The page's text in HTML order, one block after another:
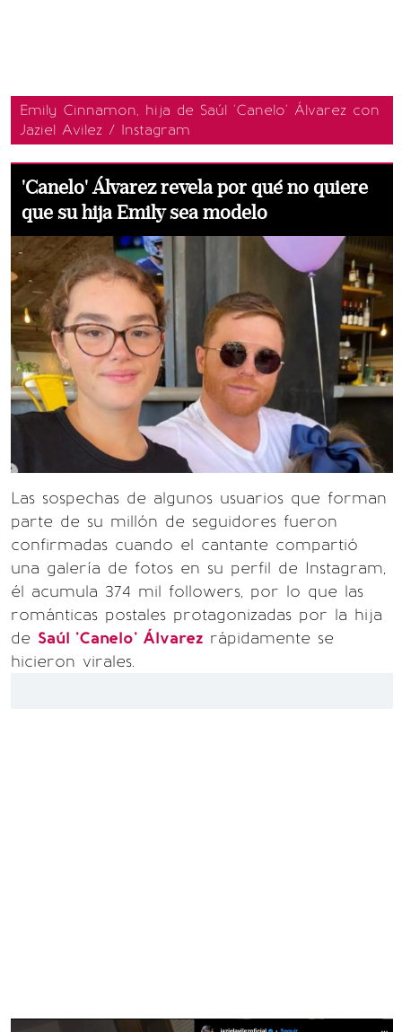
Emily Cinnamon, hija de Saúl 'Canelo' Álvarez con
Jaziel Avilez / Instagram
'Canelo' Álvarez revela por qué no quiere
que su hija Emily sea modelo
Las sospechas de algunos usuarios que forman
parte de su millón de seguidores fueron
confirmadas cuando el cantante compartió
una galería de fotos en su perfil de Instagram,
él acumula 374 mil followers, por lo que las
románticas postales protagonizadas por la hija
de Saúl 'Canelo' Álvarez rápidamente se
hicieron virales.